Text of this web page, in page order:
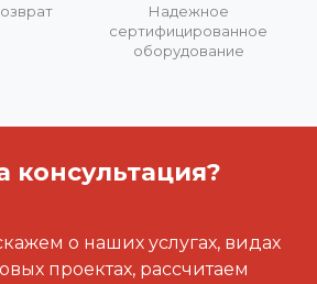
Надежное
сертифицированное
оборудование
консультация?
о наших услугах, видах
проектах, рассчитаем